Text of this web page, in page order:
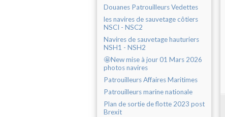
Douanes Patrouilleurs Vedettes
les navires de sauvetage côtiers
NSCI - NSC2
Navires de sauvetage hauturiers
NSH1 - NSH2
🤩New mise à jour 01 Mars 2026
photos navires
Patrouilleurs Affaires Maritimes
Patrouilleurs marine nationale
Plan de sortie de flotte 2023 post
Brexit